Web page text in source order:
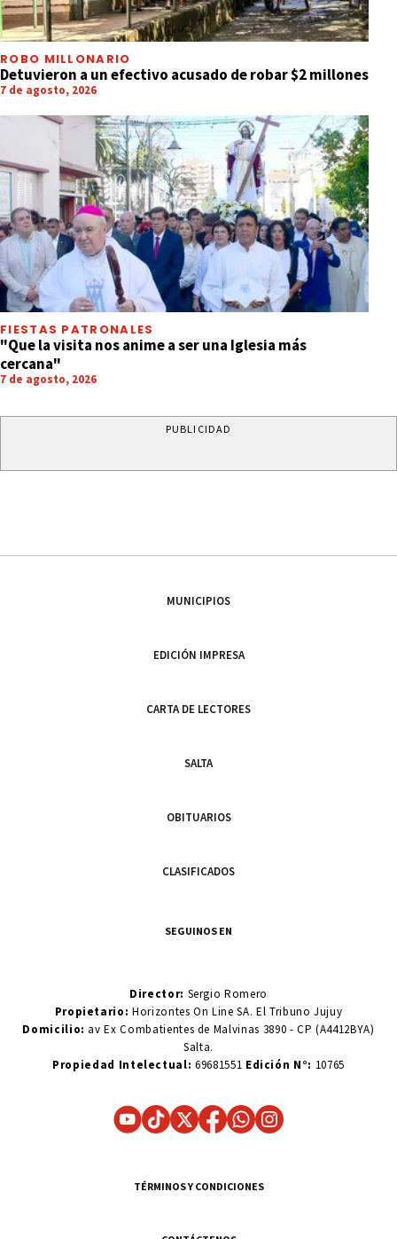
ROBO MILLONARIO
Detuvieron a un efectivo acusado de robar $2 millones
7 de agosto, 2026
FIESTAS PATRONALES
"Que la visita nos anime a ser una Iglesia más
cercana"
7 de agosto, 2026
PUBLICIDAD
MUNICIPIOS
EDICIÓN IMPRESA
CARTA DE LECTORES
SALTA
OBITUARIOS
CLASIFICADOS
SEGUINOS EN
Director: Sergio Romero
Propietario:Horizontes On Line SA. El Tribuno Jujuy
Domicilio: av Ex Combatientes de Malvinas 3890 - CP (A4412BYA)
Salta.
Propiedad Intelectual: 69681551 Edición N°: 10765
TÉRMINOS Y CONDICIONES